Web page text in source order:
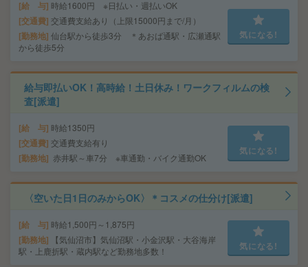
給 与 時給1600円 ※日払い・週払いOK
交通費 交通費支給あり（上限15000円まで/月）
勤務地 仙台駅から徒歩3分 ＊あおば通駅・広瀬通駅
から徒歩5分
気になる!
給与即払いOK！高時給！土日休み！ワークフィルムの検
査[派遣]
給 与 時給1350円
交通費 交通費支給有り
勤務地 赤井駅～車7分 ※車通勤・バイク通勤OK
気になる!
〈空いた日1日のみからOK〉＊コスメの仕分け[派遣]
給 与 時給1,500円～1,875円
勤務地
【気仙沼市】気仙沼駅・小金沢駅・大谷海岸
駅・上鹿折駅・蔵内駅など勤務地多数！
気になる!